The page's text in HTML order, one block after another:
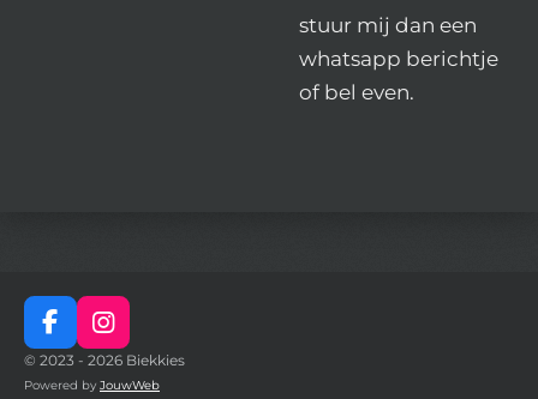
stuur mij dan een
whatsapp berichtje
of bel even.
F
a
c
I
n
s
© 2023 - 2026 Biekkies
Powered by JouwWeb